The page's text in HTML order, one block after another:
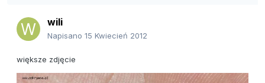
wili
Napisano 15 Kwiecień 2012
większe zdjęcie